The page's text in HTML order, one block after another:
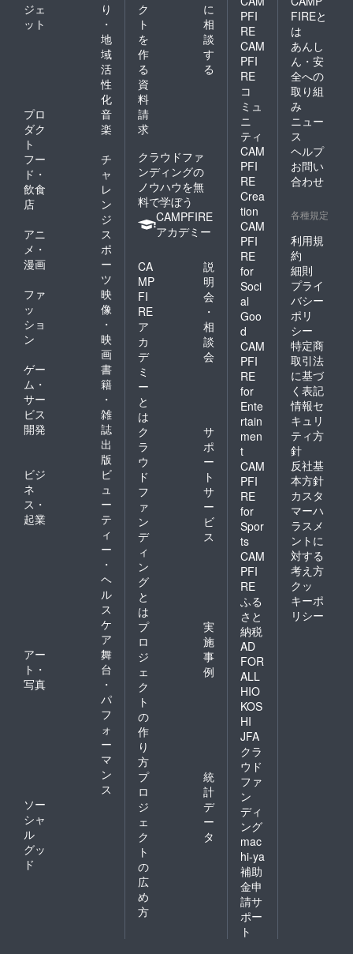
ジェ
ット
り
・
地
域
活
性
化
プロ
ダク
ト
音
楽
フー
ド・
飲食
店
チ
ャ
レ
ン
ジ
アニ
メ・
漫画
ス
ポ
ー
ツ
ファ
ッ
ショ
ン
映
像
・
映
画
ゲー
ム・
サー
ビス
開発
書
籍
・
雑
誌
出
版
ビジ
ネ
ス・
起業
ビ
ュ
ー
テ
ィ
ー
・
ヘ
ル
ス
ケ
ア
アー
ト・
写真
舞
台
・
パ
フ
ォ
ー
マ
ン
ス
ソー
シャ
ル
グッ
ド
ク
ト
を
作
る
に
相
談
す
る
資
料
請
求
クラウドファ
ンディングの
ノウハウを無
料で学ぼう
CAMPFIRE
アカデミー
CA
MP
FI
RE
ア
カ
デ
ミ
ー
と
は
説
明
会
・
相
談
会
ク
ラ
ウ
ド
フ
ァ
ン
デ
ィ
ン
グ
と
は
サ
ポ
ー
ト
サ
ー
ビ
ス
プ
ロ
ジ
ェ
ク
ト
の
作
り
方
実
施
事
例
プ
ロ
ジ
ェ
ク
ト
の
広
め
方
統
計
デ
ー
タ
PFI
RE
CAM
PFI
RE
コ
ミュ
ニ
ティ
CAM
PFI
RE
Crea
tion
CAM
PFI
RE
for
Soci
al
Goo
d
CAM
PFI
RE
for
Ente
rtain
men
t
CAM
PFI
RE
for
Spor
ts
CAM
PFI
RE
ふる
さと
納税
AD
FOR
ALL
HIO
KOS
HI
JFA
クラ
ウド
ファ
ン
ディ
ング
mac
hi-ya
補助
金申
請サ
ポー
ト
FIREと
は
あんし
ん・安
全への
取り組
み
ニュー
ス
ヘルプ
お問い
合わせ
各種規定
利用規
約
細則
プライ
バシー
ポリ
シー
特定商
取引法
に基づ
く表記
情報セ
キュリ
ティ方
針
反社基
本方針
カスタ
マーハ
ラスメ
ントに
対する
考え方
クッ
キーポ
リシー